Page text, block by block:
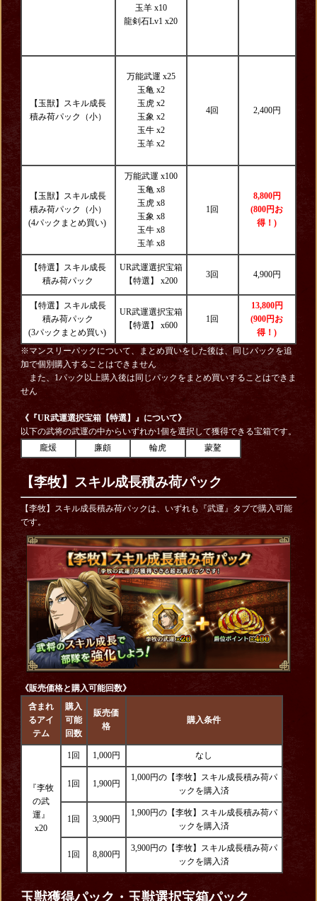
玉羊 x10
龍剣石Lv1 x20
【玉獣】スキル成長
積み荷パック（小）
万能武運 x25
玉亀 x2
玉虎 x2
玉象 x2
玉牛 x2
玉羊 x2
4回 2,400円
【玉獣】スキル成長
積み荷パック（小）
(4パックまとめ買い)
万能武運 x100
玉亀 x8
玉虎 x8
玉象 x8
玉牛 x8
玉羊 x8
1回
8,800円
(800円お
得！)
【特選】スキル成長
積み荷パック
UR武運選択宝箱
【特選】 x200
3回 4,900円
【特選】スキル成長
積み荷パック
(3パックまとめ買い)
UR武運選択宝箱
【特選】 x600
1回
13,800円
(900円お
得！)
※マンスリーパックについて、まとめ買いをした後は、同じパックを追
加で個別購入することはできません
また、1パック以上購入後は同じパックをまとめ買いすることはできま
せん
《『UR武運選択宝箱【特選】』について》
以下の武将の武運の中からいずれか1個を選択して獲得できる宝箱です。
龐煖
廉頗 輪虎 蒙驁
【李牧】スキル成長積み荷パック
【李牧】スキル成長積み荷パックは、いずれも『武運』タブで購入可能
です。
《販売価格と購入可能回数》
含まれ
るアイ
テム
購入
可能
回数
販売価
格
購入条件
『李牧
の武
運』
x20
1回 1,000円 なし
1回 1,900円
1,000円の【李牧】スキル成長積み荷パ
ックを購入済
1回 3,900円
1,900円の【李牧】スキル成長積み荷パ
ックを購入済
1回 8,800円
3,900円の【李牧】スキル成長積み荷パ
ックを購入済
玉獣獲得パック・玉獣選択宝箱パック